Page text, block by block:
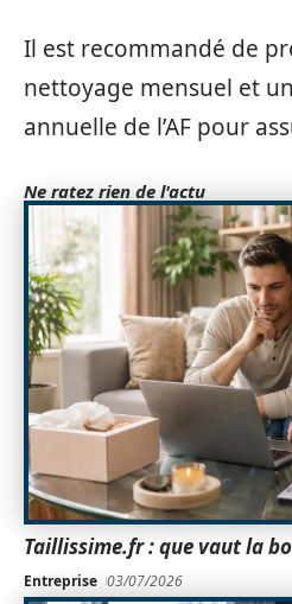
Il est recommandé de
nettoyage mensuel et
annuelle de l’AF pour
Ne ratez rien de l'actu
Taillissime.fr : que vaut la
Entreprise 03/07/2026